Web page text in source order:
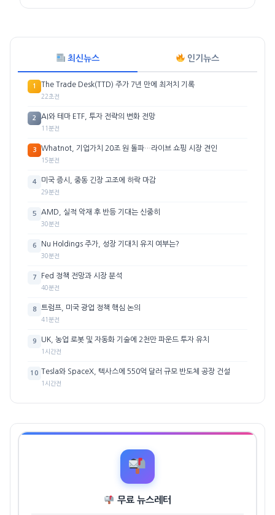
최신뉴스 인기뉴스
1 The Trade Desk(TTD) 주가 7년 만에 최저치 기록
22초전
2 AI와 테마 ETF, 투자 전략의 변화 전망
11분전
3 Whatnot, 기업가치 20조 원 돌파…라이브 쇼핑 시장 견인
15분전
4 미국 증시, 중동 긴장 고조에 하락 마감
29분전
5 AMD, 실적 악재 후 반등 기대는 신중히
30분전
6 Nu Holdings 주가, 성장 기대치 유지 여부는?
30분전
7 Fed 정책 전망과 시장 분석
40분전
8 트럼프, 미국 광업 정책 핵심 논의
41분전
9 UK, 농업 로봇 및 자동화 기술에 2천만 파운드 투자 유치
1시간전
10 Tesla와 SpaceX, 텍사스에 550억 달러 규모 반도체 공장 건설
1시간전
무료 뉴스레터